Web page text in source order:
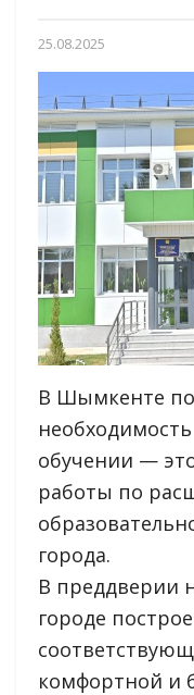
25.08.2025
В Шымкенте
обучении —
работы по
города.
В преддверии
городе
комфортной и